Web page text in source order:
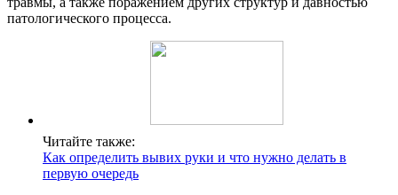
патологического процесса.
Читайте также:
Как определить вывих руки и что нужно делать в
первую очередь